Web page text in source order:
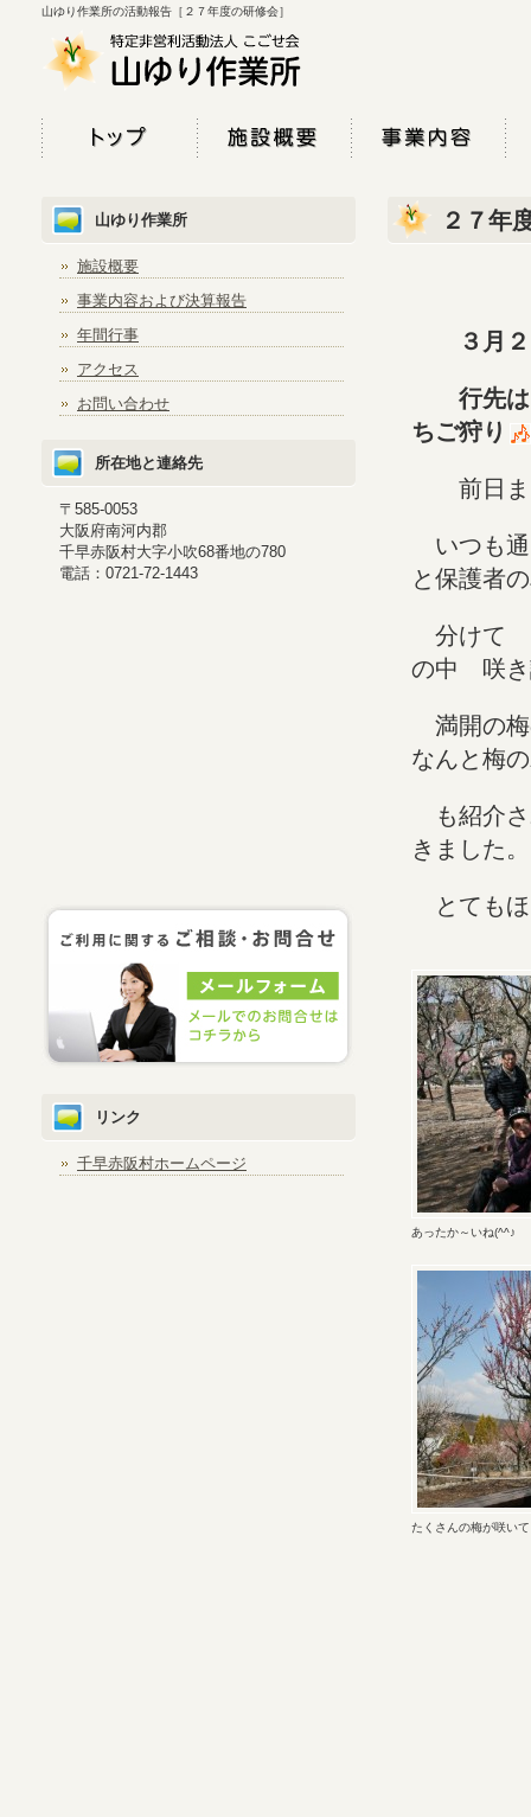
山ゆり作業所の活動報告［２７年度の研修会］
２７年
３月
行先は
ちご狩り
前日まで
いつも
と保護者
分けて
の中 咲き
満開の梅
なんと梅
も紹介さ
きました
とてもほ
あったか～いね(^^♪
たくさんの梅が咲い
山ゆり作業所
施設概要
事業内容および決算報告
年間行事
アクセス
お問い合わせ
所在地と連絡先
〒585-0053
大阪府南河内郡
千早赤阪村大字小吹68番地の780
電話：0721-72-1443
リンク
千早赤阪村ホームページ